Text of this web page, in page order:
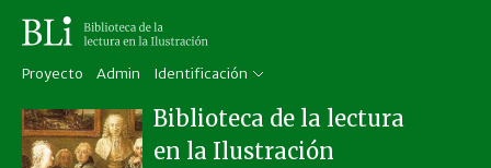
Proyecto Admin Identificación
Biblioteca de la lectura
en la Ilustración